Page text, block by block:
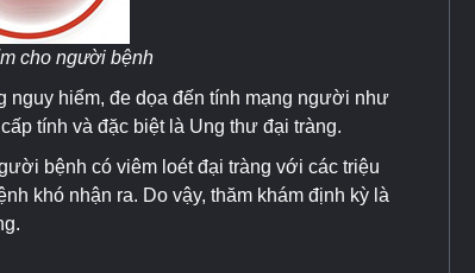
cho người bệnh
nguy hiểm, đe dọa đến tính mạng người như
tính và đặc biệt là Ung thư đại tràng.
bệnh có viêm loét đại tràng với các triệu
khó nhận ra. Do vậy, thăm khám định kỳ là